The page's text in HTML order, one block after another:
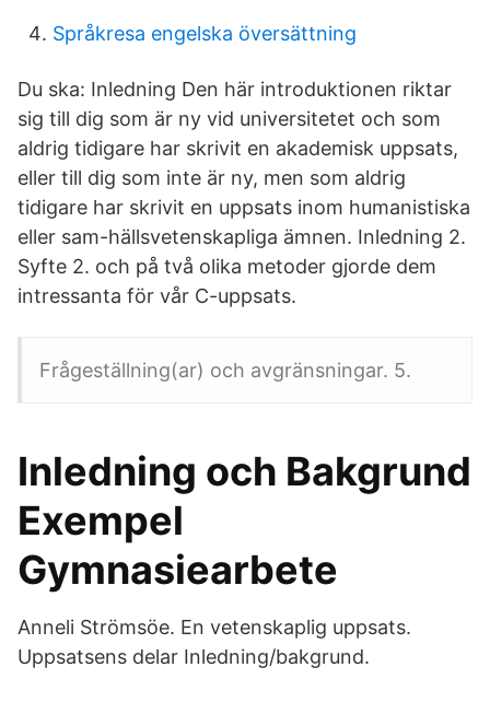
Språkresa engelska översättning
Du ska: Inledning Den här introduktionen riktar
sig till dig som är ny vid universitetet och som
aldrig tidigare har skrivit en akademisk uppsats,
eller till dig som inte är ny, men som aldrig
tidigare har skrivit en uppsats inom humanistiska
eller sam-hällsvetenskapliga ämnen. Inledning 2.
Syfte 2. och på två olika metoder gjorde dem
intressanta för vår C-uppsats.
Frågeställning(ar) och avgränsningar. 5.
Inledning och Bakgrund
Exempel
Gymnasiearbete
Anneli Strömsöe. En vetenskaplig uppsats.
Uppsatsens delar Inledning/bakgrund.